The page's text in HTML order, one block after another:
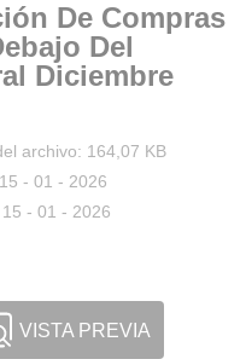
De Compras
Del
Diciembre
archivo: 164,07 KB
- 01 - 2026
- 01 - 2026
VISTA PREVIA